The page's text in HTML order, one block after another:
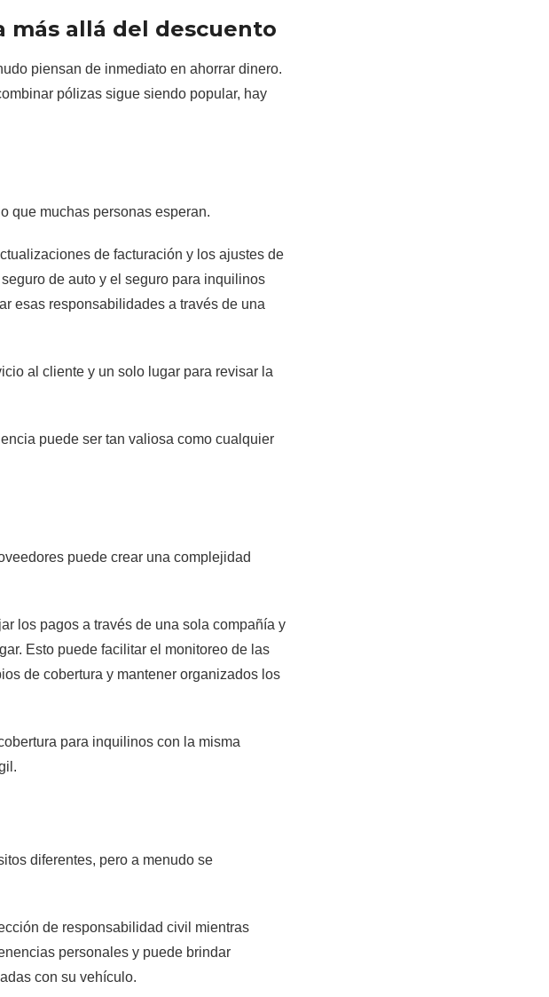
más allá del descuento
piensan de inmediato en ahorrar dinero.
pólizas sigue siendo popular, hay
que muchas personas esperan.
de facturación y los ajustes de
de auto y el seguro para inquilinos
esas responsabilidades a través de una
al cliente y un solo lugar para revisar la
puede ser tan valiosa como cualquier
puede crear una complejidad
los pagos a través de una sola compañía y
Esto puede facilitar el monitoreo de las
de cobertura y mantener organizados los
para inquilinos con la misma
diferentes, pero a menudo se
de responsabilidad civil mientras
personales y puede brindar
con su vehículo.